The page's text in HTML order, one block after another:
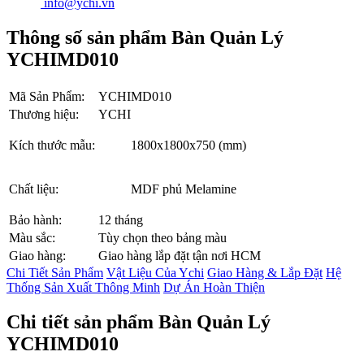
info@ychi.vn
Thông số sản phẩm Bàn Quản Lý
YCHIMD010
Mã Sản Phẩm:
YCHIMD010
Thương hiệu:
YCHI
Kích thước mẫu: 1800x1800x750 (mm)
Chất liệu: MDF phủ Melamine
Bảo hành:
12 tháng
Màu sắc:
Tùy chọn theo bảng màu
Giao hàng:
Giao hàng lắp đặt tận nơi HCM
Chi Tiết Sản Phẩm Vật Liệu Của Ychi Giao Hàng & Lắp Đặt Hệ
Thống Sản Xuất Thông Minh Dự Án Hoàn Thiện
Chi tiết sản phẩm Bàn Quản Lý
YCHIMD010